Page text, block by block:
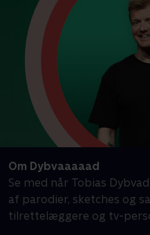
Om Dybvaaaaad
Se med når Tobias
af parodier, sketches og
tilrettelæggere og tv-